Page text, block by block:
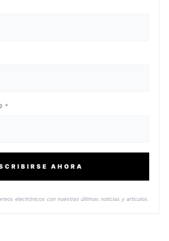
*
AHORA
electrónicos con nuestras últimas noticias y artículos.